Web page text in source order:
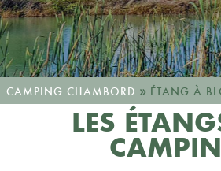
CAMPING CHAMBORD » ÉTANG À
LES